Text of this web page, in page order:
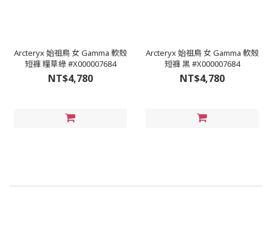
Arcteryx 始祖鳥 女 Gamma 軟殼
短褲 糧草綠 #X000007684
NT$4,780
Arcteryx 始祖鳥 女 Gamma 軟殼
短褲 黑 #X000007684
NT$4,780